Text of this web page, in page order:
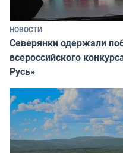
НОВОСТИ
Северянки одержали
всероссийского
Русь»